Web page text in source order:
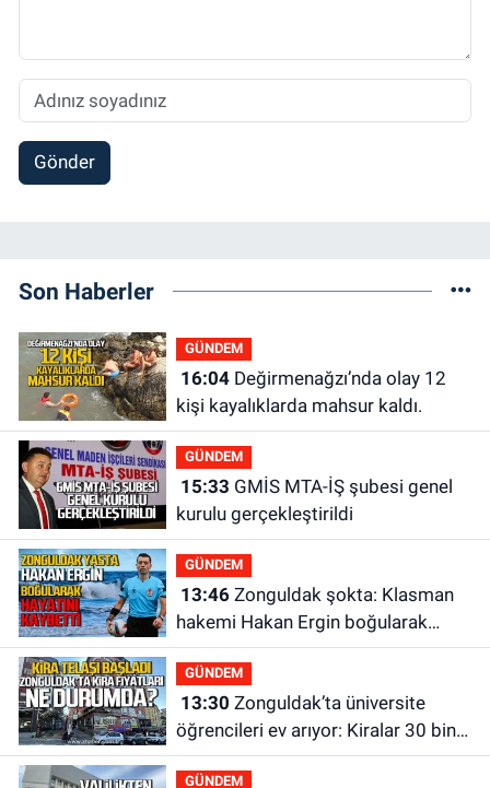
Gönder
Son Haberler
GÜNDEM
16:04Değirmenağzı’nda olay 12
kişi kayalıklarda mahsur kaldı.
GÜNDEM
15:33
kurulu gerçekleştirildi
GÜNDEM
13:46Zonguldak şokta: Klasman
hakemi Hakan Ergin boğularak
hayatını kaybetti
GÜNDEM
13:30
öğrencileri ev arıyor: Kiralar 30 bin
liraya kadar çıkıyor
GÜNDEM